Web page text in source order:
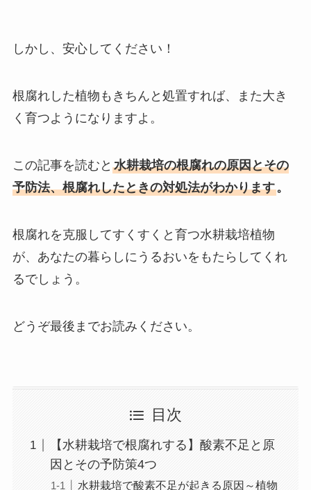
しかし、安心してください！
根腐れした植物もきちんと処置すれば、また大き
く育つようになりますよ。
この記事を読むと 水耕栽培の根腐れの原因とその
予防法、根腐れしたときの対処法がわかります。
根腐れを克服してすくすくと育つ水耕栽培植物
が、あなたの暮らしにうるおいをもたらしてくれ
るでしょう。
どうぞ最後までお読みください。
目次
【水耕栽培で根腐れする】酸素不足と原
因とその予防策4つ
水耕栽培で酸素不足が起きる原因～植物